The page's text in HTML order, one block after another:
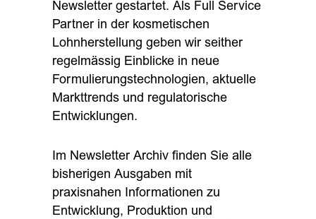
Newsletter gestartet. Als Full Service
Partner in der kosmetischen
Lohnherstellung geben wir seither
regelmässig Einblicke in neue
Formulierungstechnologien, aktuelle
Markttrends und regulatorische
Entwicklungen.
Im Newsletter Archiv finden Sie alle
bisherigen Ausgaben mit
praxisnahen Informationen zu
Entwicklung, Produktion und